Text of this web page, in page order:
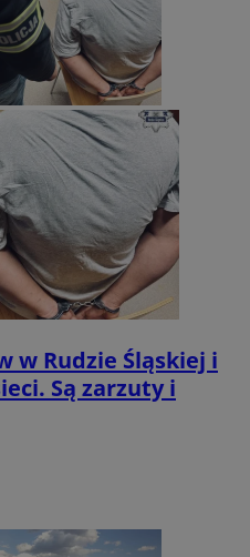
w Rudzie Śląskiej i
Są zarzuty i